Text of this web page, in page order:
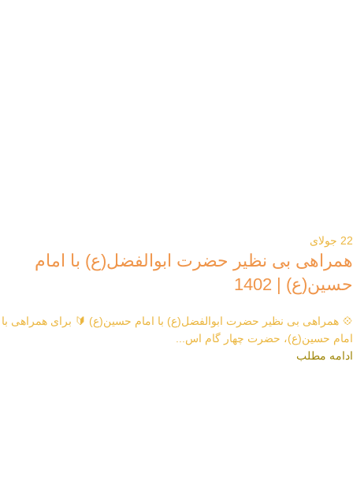
22 جولای
همراهی بی نظیر حضرت ابوالفضل(ع) با امام
حسین(ع) | 1402
💠 همراهی بی نظیر حضرت ابوالفضل(ع) با امام حسین(ع) 🔰 برای همراهی با
امام حسین(ع)، حضرت چهار گام اس...
ادامه مطلب